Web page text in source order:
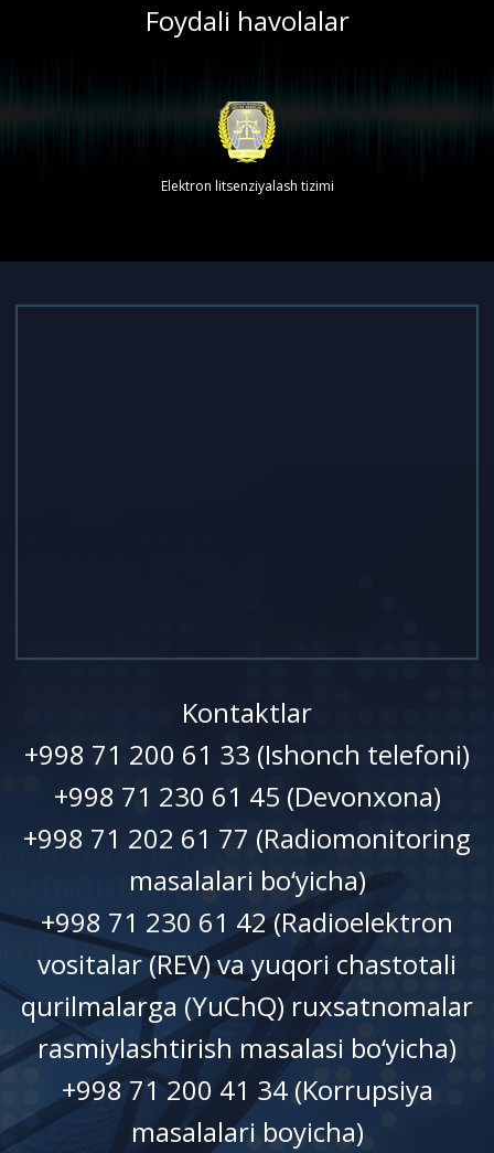
Foydali havolalar
Elektron litsenziyalash tizimi
Kontaktlar
+998 71 200 61 33 (Ishonch telefoni)
+998 71 230 61 45 (Devonxonа)
+998 71 202 61 77 (Radiomonitoring
masalalari bo‘yicha)
+998 71 230 61 42 (Radioelektron
vositalar (REV) va yuqori chastotali
qurilmalarga (YuChQ) ruxsatnomalar
rasmiylashtirish masalasi bo‘yicha)
+998 71 200 41 34 (Korrupsiya
masalalari boyicha)